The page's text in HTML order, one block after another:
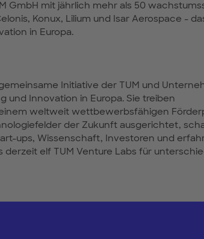
GmbH mit jährlich mehr als 50
Konux, Lilium und Isar Aerospace -
in Europa.
Initiative der TUM und
und Innovation in Europa. Sie treiben
weltweit wettbewerbsfähigen
der Zukunft ausgerichtet,
ups, Wissenschaft, Investoren und
elf TUM Venture Labs für